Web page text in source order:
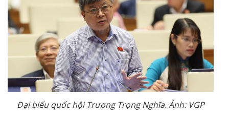
Đại biểu quốc hội Trương Trọng Nghĩa. Ảnh: VGP